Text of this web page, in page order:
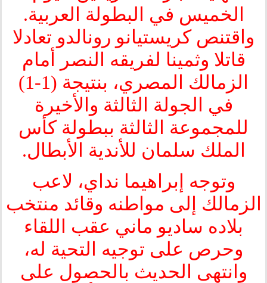
الخميس في البطولة العربية.
واقتنص كريستيانو رونالدو تعادلا
قاتلا وثمينا لفريقه النصر أمام
الزمالك المصري، بنتيجة (1-1)
في الجولة الثالثة والأخيرة
للمجموعة الثالثة ببطولة كأس
الملك سلمان للأندية الأبطال.
وتوجه إبراهيما نداي، لاعب
الزمالك إلى مواطنه وقائد منتخب
بلاده ساديو ماني عقب اللقاء
وحرص على توجيه التحية له،
وانتهى الحديث بالحصول على